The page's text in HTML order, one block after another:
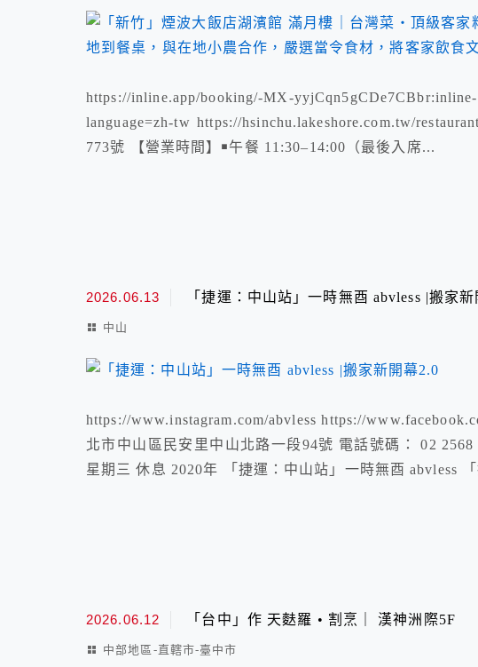
https://inline.app/booking/-MX-
language=zh-tw https://hsinchu.lakeshore.com.tw/
773號 【營業時間】￭午餐 11:30–14:00（最後入席...
2026.06.13 「捷運：中山站」一時無酉 abvless |搬家
中山
https://www.instagram.com/abvless https://
北市中山區民安里中山北路一段94號 電話號碼： 02
星期三 休息 2020年 「捷運：中山站」一時無酉 abvless
2026.06.12 「台中」作 天麩羅 • 割烹｜ 漢神洲際5F
中部地區-直轄市-臺中市